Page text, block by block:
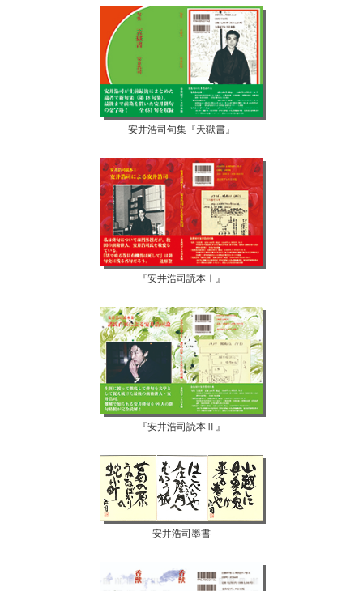
安井浩司句集『天獄書』
『安井浩司読本Ⅰ』
『安井浩司読本Ⅱ』
安井浩司墨書